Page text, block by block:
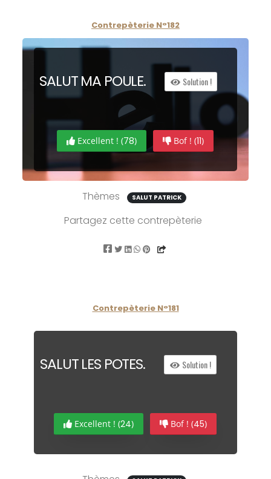
Contrepèterie N°182
SALUTMA POULE. Solution !
Excellent ! (78) Bof ! (11)
Thèmes SALUT PATRICK
Partagez cette contrepèterie
Contrepèterie N°181
SALUT LES POTES. Solution !
Excellent ! (24) Bof ! (45)